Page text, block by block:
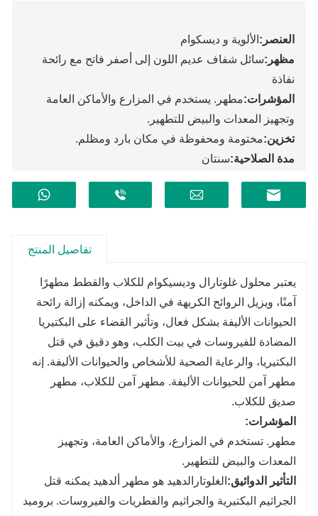
العنصر: الألوية و ديسكوام
مظهر:سائل شفاف عديم اللون إلى أصفر فاتح مع رائحة
نفاذة
المؤشرات:مطهر. يستخدم في المزارع والأماكن العامة
وتجهيز المعدات والبيض للتطهير.
تخزين:مختومة ومحفوظة في مكان بارد ومظلم.
مدة الصلاحية:سنتان
تفاصيل المنتج
يعتبر محلول غلوتارال وديسيكوام للكلاب والقطط مطهرًا
آمنًا، ويزيل الروائح الكريهة في الداخل، ويمكنه إزالة رائحة
الحيوانات الأليفة بشكل فعال، وتأثير القضاء على البكتيريا
المضادة للفيروسات في بيت الكلب، وهو دقيق في قتل
البكتيريا، والرعاية الصحية للأشخاص والحيوانات الأليفة. إنه
مطهر آمن للحيوانات الأليفة. مطهر آمن للكلاب، مطهر
صديق للكلاب.
المؤشرات:
مطهر. تستخدم في المزارع، والأماكن العامة، وتجهيز
المعدات والبيض للتطهير.
التأثير الدوائيق: الغلوتارالدهيد هو مطهر ألدهيد يمكنه قتل
الجراثيم البكتيرية والجراثيم والفطريات والفيروسات. بروميد